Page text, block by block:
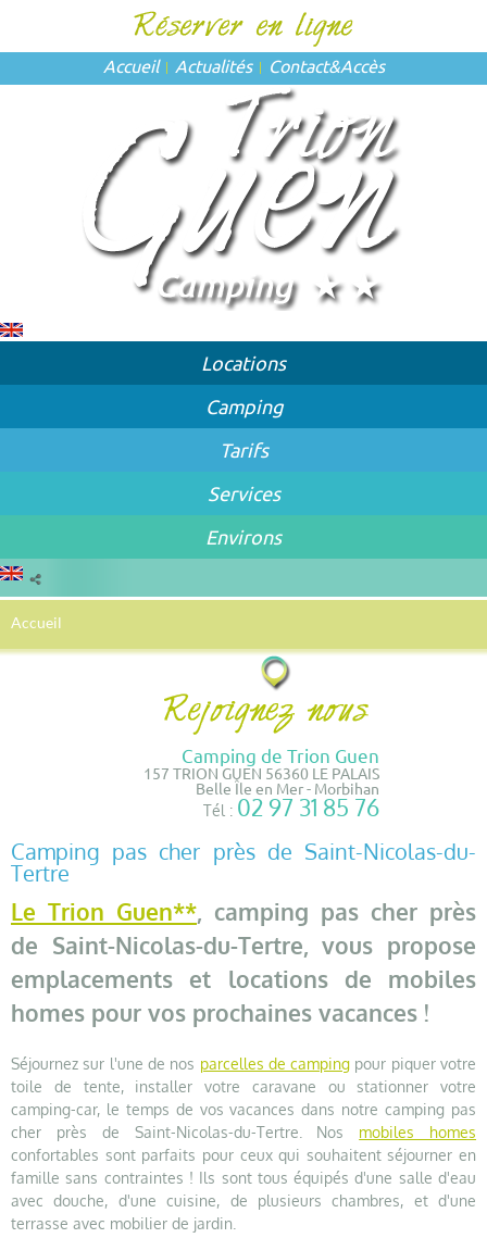
Accueil Actualités Contact&Accès
Locations
Camping
Tarifs
Services
Environs
Accueil
Camping de Trion Guen
157 TRION GUEN 56360 LE PALAIS
Belle Île en Mer - Morbihan
Tél : 02 97 31 85 76
Camping pas cher près de Saint-Nicolas-du-
Tertre
Le Trion Guen**, camping pas cher près
de Saint-Nicolas-du-Tertre, vous propose
emplacements et locations de mobiles
homes pour vos prochaines vacances !
Séjournez sur l'une de nos parcelles de camping pour piquer votre
toile de tente, installer votre caravane ou stationner votre
camping-car, le temps de vos vacances dans notre camping pas
cher près de Saint-Nicolas-du-Tertre. Nos mobiles homes
confortables sont parfaits pour ceux qui souhaitent séjourner en
famille sans contraintes ! Ils sont tous équipés d'une salle d'eau
avec douche, d'une cuisine, de plusieurs chambres, et d'une
terrasse avec mobilier de jardin.